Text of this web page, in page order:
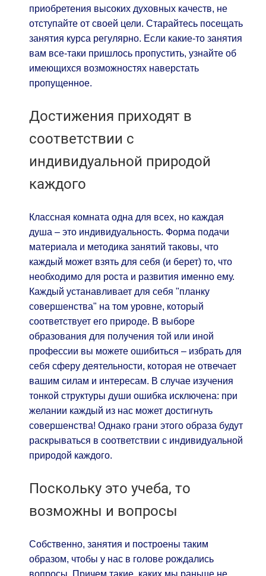
приобретения высоких духовных качеств, не
отступайте от своей цели. Старайтесь посещать
занятия курса регулярно. Если какие-то занятия
вам все-таки пришлось пропустить, узнайте об
имеющихся возможностях наверстать
пропущенное.
Достижения приходят в
соответствии с
индивидуальной природой
каждого
Классная комната одна для всех, но каждая
душа – это индивидуальность. Форма подачи
материала и методика занятий таковы, что
каждый может взять для себя (и берет) то, что
необходимо для роста и развития именно ему.
Каждый устанавливает для себя "планку
совершенства" на том уровне, который
соответствует его природе. В выборе
образования для получения той или иной
профессии вы можете ошибиться – избрать для
себя сферу деятельности, которая не отвечает
вашим силам и интересам. В случае изучения
тонкой структуры души ошибка исключена: при
желании каждый из нас может достигнуть
совершенства! Однако грани этого образа будут
раскрываться в соответствии с индивидуальной
природой каждого.
Поскольку это учеба, то
возможны и вопросы
Собственно, занятия и построены таким
образом, чтобы у нас в голове рождались
вопросы. Причем такие, каких мы раньше не